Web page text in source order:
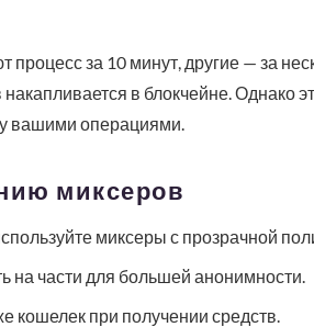
за 10 минут, другие — за
в блокчейне. Однако
вашими операциями.
миксеров
миксеры с прозрачной
на части для большей анонимности.
кошелек при получении средств.